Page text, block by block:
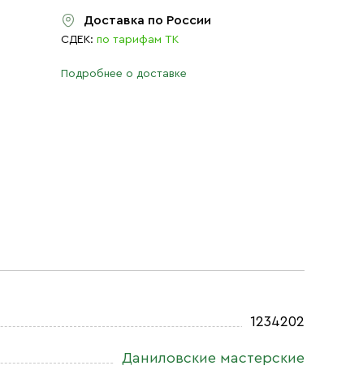
Доставка по России
СДЕК: по тарифам ТК
Подробнее о доставке
1234202
Даниловские мастерские